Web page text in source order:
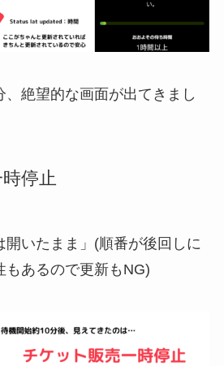
絶望的な画面が出てきまし
停止
開いたまま」(順番が後回しに
もあるので更新もNG)